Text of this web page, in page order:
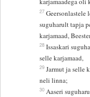
27 Geersonlastele
suguharult tapja
karjamaad,
28 Issaskari
selle karjamaad,
29 Jarmut ja selle
neli linna;
30 Aaseri